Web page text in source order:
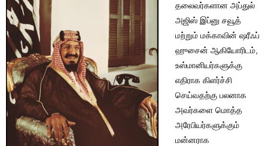
தலைவர்களான அப்துல்
அஜிஸ் இப்னு சவூத்
மற்றும் மக்காவின் ஷரீஃப்
ஹுசைன் ஆகியோரிடம்,
உஸ்மானியர்களுக்கு
எதிராக கிளர்ச்சி
செய்வதற்கு பலனாக
அவர்களை மொத்த
அரேபியர்களுக்கும்
மன்னராக